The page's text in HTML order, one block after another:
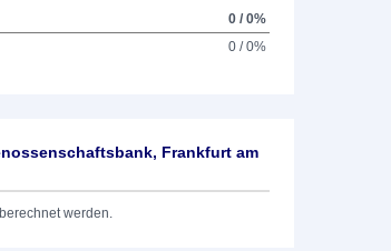
0 / 0%
0 / 0%
Frankfurt am
werden.